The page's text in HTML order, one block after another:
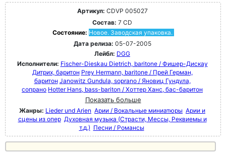
Артикул: CDVP 005027
Состав: 7 CD
Состояние: Новое. Заводская упаковка.
Дата релиза: 05-07-2005
Лейбл: DGG
Исполнители: Fischer-Dieskau Dietrich, baritone / Фишер-Дискау
Дитрих, баритон Prey Hermann, baritone / Прей Герман,
баритон Janowitz Gundula, soprano / Яновиц Гундула,
сопрано Hotter Hans, bass-bariton / Хоттер Ханс, бас-баритон
Показать больше
Жанры: Lieder und Arien Арии / Вокальные миниатюры Арии и
сцены из опер Духовная музыка (Страсти, Мессы, Реквиемы и
т.д.) Песни / Романсы